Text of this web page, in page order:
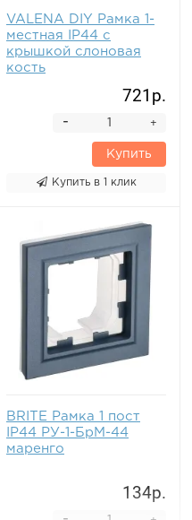
VALENA DIY Рамка 1-
местная IP44 с
крышкой слоновая
кость
721р.
+
-
Купить
Купить в 1 клик
BRITE Рамка 1 пост
IP44 РУ-1-БрМ-44
маренго
134р.